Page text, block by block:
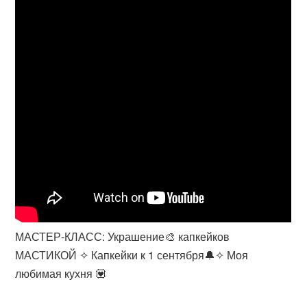
МАСТЕР-КЛАСС: Украшение🎨 капкейков
МАСТИКОЙ ✧ Капкейки к 1 сентября🔔✧ Моя
любимая кухня 💟